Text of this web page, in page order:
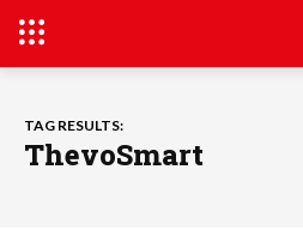
TAG RESULTS:
ThevoSmart